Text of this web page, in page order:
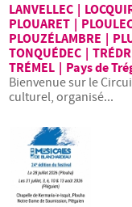
LANVELLEC
PLOUARET
PLOUZÉLAMBRE
TONQUÉDEC
TRÉMEL
Pays de
Bienvenue sur le
culturel, organisé...